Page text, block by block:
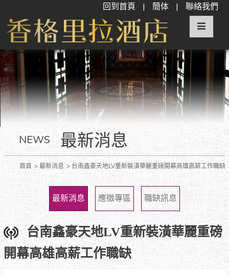
回到首頁 | 簡体 | 聯絡我們
NEWS 最新消息
首頁 最新消息 台南鑫豪天地LV重新裝潢華麗重磅開幕高雄高薪工作職缺
最新消息 應徵專區 職缺訊息
台南鑫豪天地LV重新裝潢華麗重磅
開幕高雄高薪工作職缺